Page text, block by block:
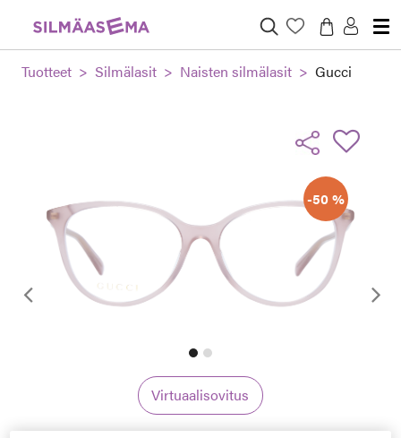
Tuotteet Silmälasit Naisten silmälasit Gucci
-50 %
Edellinen
Virtuaalisovitus